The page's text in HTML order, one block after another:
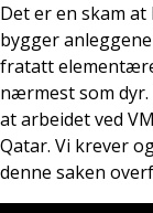
Det er en skam
bygger
fratatt
nærmest som
at arbeidet ved
Qatar. Vi krever
denne saken